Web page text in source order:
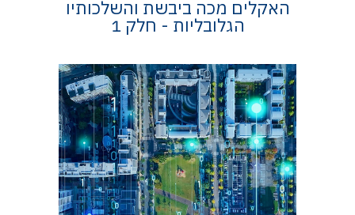
האקלים מכה ביבשת והשלכותיו
הגלובליות - חלק 1